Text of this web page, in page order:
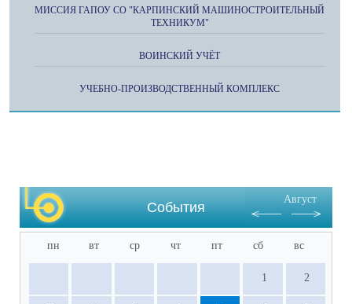
МИССИЯ ГАПОУ СО "КАРПИНСКИЙ МАШИНОСТРОИТЕЛЬНЫЙ
ТЕХНИКУМ"
ВОИНСКИЙ УЧЁТ
УЧЕБНО-ПРОИЗВОДСТВЕННЫЙ КОМПЛЕКС
События
Август
пн вт ср чт пт сб вс
1 2